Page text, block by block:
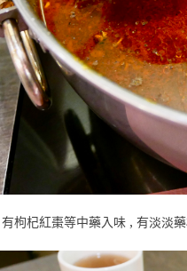
枸杞紅棗等中藥入味 , 有淡淡